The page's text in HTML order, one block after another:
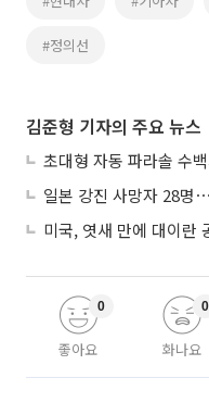
#정의선
김준형 기자의 주요 뉴스
미국, 엿새 만에 대이란
좋아요
0
화나요
0